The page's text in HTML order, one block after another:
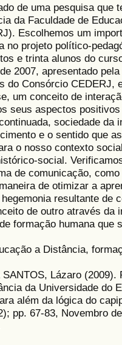
de uma pesquisa que
da Faculdade de
Escolhemos um
no projeto político-
e trinta alunos do
2007, apresentado
do Consórcio CEDERJ,
um conceito de
seus aspectos
sociedade da
e o sentido que
o nosso contexto
social.
de comunicação,
de otimizar a
resultante de
de outro através da
formação humana
a Distância,
Lázaro
da Universidade do
além da lógica do
pp. 67-83, Novembro